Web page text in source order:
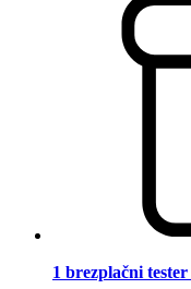
1 brezplačni tester